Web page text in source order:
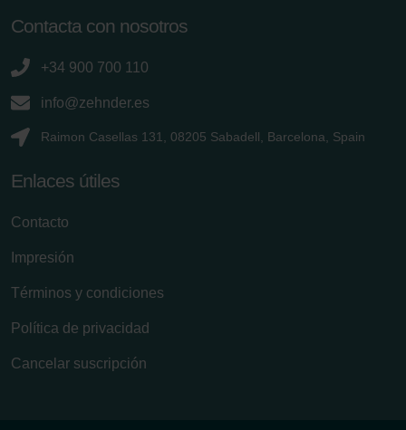
Contacta con nosotros
+34 900 700 110
info@zehnder.es
Raimon Casellas 131, 08205 Sabadell, Barcelona, Spain
Enlaces útiles
Contacto
Impresión
Términos y condiciones
Política de privacidad
Cancelar suscripción